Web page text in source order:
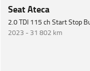
Seat Ateca
2.0 TDI 115 ch Start Stop
2023 -31 802 km